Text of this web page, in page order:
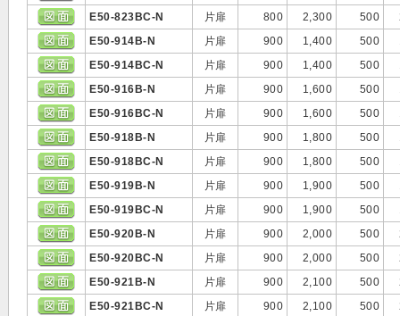
E50-823BC-N
片扉 800 2,300 500
E50-914B-N
片扉 900 1,400 500
E50-914BC-N
片扉 900 1,400 500
E50-916B-N
片扉 900 1,600 500
E50-916BC-N
片扉 900 1,600 500
E50-918B-N
片扉 900 1,800 500
E50-918BC-N
片扉 900 1,800 500
E50-919B-N
片扉 900 1,900 500
E50-919BC-N
片扉 900 1,900 500
E50-920B-N
片扉 900 2,000 500
E50-920BC-N
片扉 900 2,000 500
E50-921B-N
片扉 900 2,100 500
E50-921BC-N
片扉 900 2,100 500